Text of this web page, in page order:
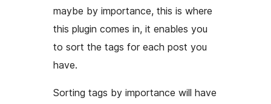
maybe by importance, this is where
this plugin comes in, it enables you
to sort the tags for each post you
have.
Sorting tags by importance will have